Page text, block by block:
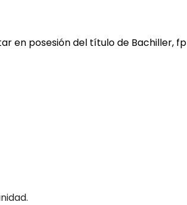
en posesión del título de Bachiller, fp